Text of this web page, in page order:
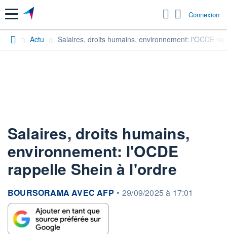
Menu Connexion
Actu Salaires, droits humains, environnement: l'OCDE
Salaires, droits humains,
environnement: l'OCDE
rappelle Shein à l'ordre
information fournie par
BOURSORAMA AVEC AFP • 29/09/2025 à 17:01